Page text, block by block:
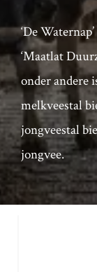
‘De
‘Maatlat
onder andere
melkveestal
jongveestal
jongvee.